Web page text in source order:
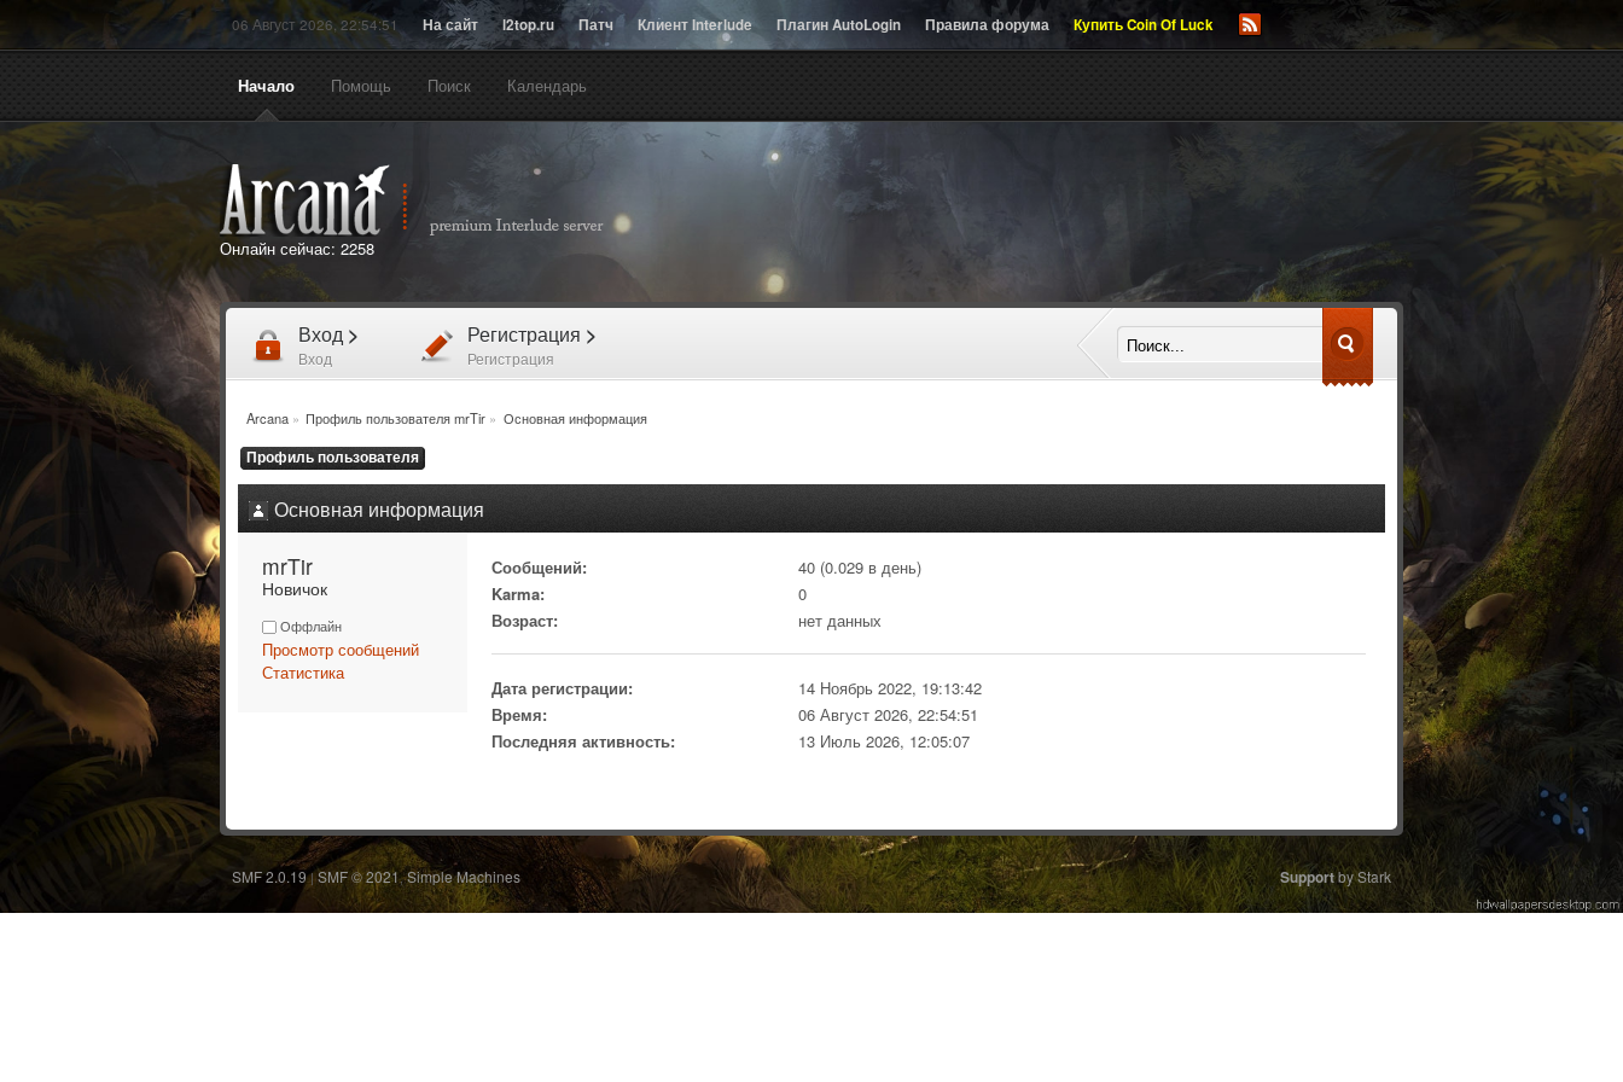
06 Август 2026, 22:54:51 На сайт l2top.ru Патч Клиент Interlude Плагин AutoLogin Правила форума Купить Coin Of Luck
Начало Помощь Поиск Календарь
Онлайн сейчас: 2258
Вход >
Вход
Регистрация >
Регистрация
Arcana» Профиль пользователя mrTir » Основная информация
Профиль пользователя
Основная информация
mrTir
Новичок
Оффлайн
Просмотр сообщений
Статистика
Сообщений:
40 (0.029 в день)
Karma:
0
Возраст:
нет данных
Дата регистрации:
14 Ноябрь 2022, 19:13:42
Время:
06 Август 2026, 22:54:51
Последняя активность:
13 Июль 2026, 12:05:07
SMF 2.0.19|SMF © 2021,Simple Machines Supportby Stark